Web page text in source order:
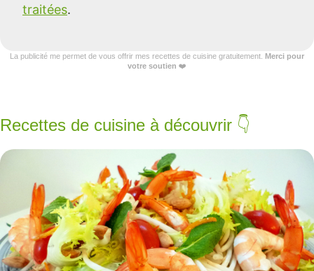
traitées.
La publicité me permet de vous offrir mes recettes de cuisine gratuitement. Merci pour
votre soutien ❤️
Recettes de cuisine à découvrir 👇